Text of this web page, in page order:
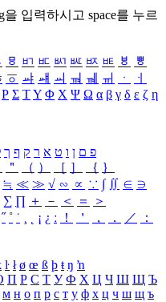
을 입력하시고 space를 누르
ㅱ ㅲ ㅳ ㅴ ㅵ ㅶ ㅷ ㅸ
ㅹ
ㆆ ㆇ ㆈ ㆉ ㆊ ㆋ ㆌ ㆍ
ㆎ
Ρ Σ ΤΥ Φ Χ Ψ Ω α β γ δ ε ζ η
פ ם ן ו ט א ר ק ף ך
＂ （ ） ［ ］ ｛ ｝
≒ ≪ ≫ √ ∽ ∝ ∵ ∫ ∬ ∈ ∋
∑ ∏ ＋ － ＜ ＝
＞
˝ ˚ ˙ ¸ ¡ ¿ ː ！ ＇ ， ． ／
：
ŀ ł ø œ ß þ ŧ ŋ ŉ
П Р С Т У Ф Х Ц Ч Ш Щ Ъ
м н о п р с т у ф х ц ч ш щ ъ